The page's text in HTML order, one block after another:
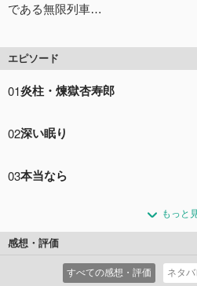
である無限列車…
エピソード
01炎柱・煉󠄁獄杏寿郎
十人以上もの行方不明者が出
し、無限列車の任務へと旅立
02深い眠り
無限列車へ。 そこで、先に乗
に怯える善逸、列車に興奮す
た列車で、新たな戦いが始ま
コメント44件
03本当なら
は、下弦の壱・魘夢が見せる
っている炭治郎たちの無意識
の核を破壊される前に、夢か
もっと
感想・評価
すべての感想・評価 ネタ